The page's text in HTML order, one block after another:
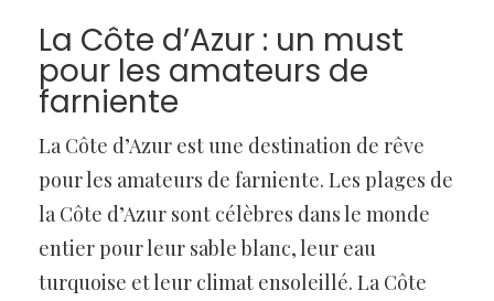
La Côte d’Azur : un must
pour les amateurs de
farniente
La Côte d’Azur est une destination de rêve
pour les amateurs de farniente. Les plages de
la Côte d’Azur sont célèbres dans le monde
entier pour leur sable blanc, leur eau
turquoise et leur climat ensoleillé. La Côte